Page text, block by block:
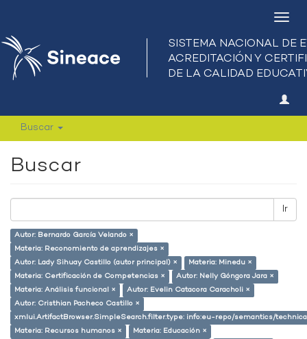
Buscar
Buscar
Ir
Autor: Bernardo García Velando ×
Materia: Reconomiento de aprendizajes ×
Autor: Lady Sihuay Castillo (autor principal) ×
Materia: Minedu ×
Materia: Certificación de Competencias ×
Autor: Nelly Góngora Jara ×
Materia: Análisis funcional ×
Autor: Evelin Catacora Caracholi ×
Autor: Cristhian Pacheco Castillo ×
xmlui.ArtifactBrowser.SimpleSearch.filter.type: info:eu-repo/semantics/
Materia: Recursos humanos ×
Materia: Educación ×